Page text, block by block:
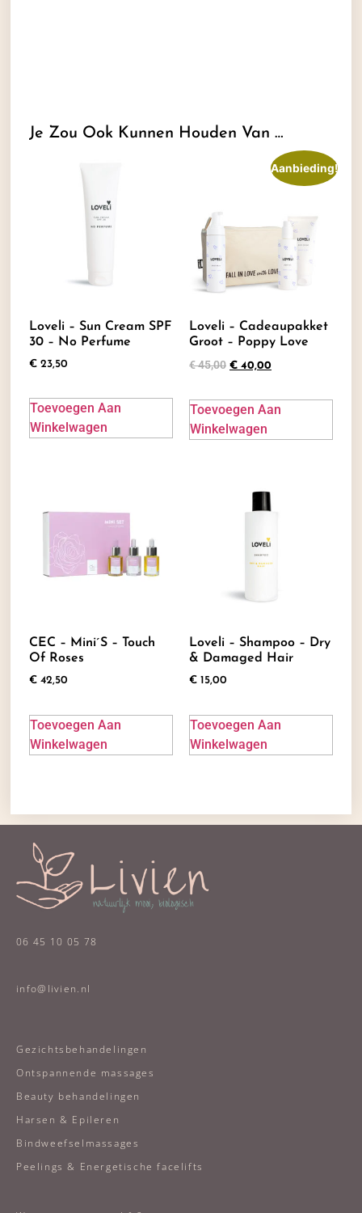
Je Zou Ook Kunnen Houden Van …
Loveli – Sun Cream SPF
30 – No Perfume
€ 23,50
Toevoegen Aan
Winkelwagen
Aanbieding!
Loveli – Cadeaupakket
Groot – Poppy Love
€45,00 € 40,00
Toevoegen Aan
Winkelwagen
CEC – Mini´s – Touch
Of Roses
€ 42,50
Toevoegen Aan
Winkelwagen
Loveli – Shampoo – Dry
& Damaged Hair
€ 15,00
Toevoegen Aan
Winkelwagen
06 45 10 05 78
info@livien.nl
Gezichtsbehandelingen
Ontspannende massages
Beauty behandelingen
Harsen & Epileren
Bindweefselmassages
Peelings & Energetische facelifts